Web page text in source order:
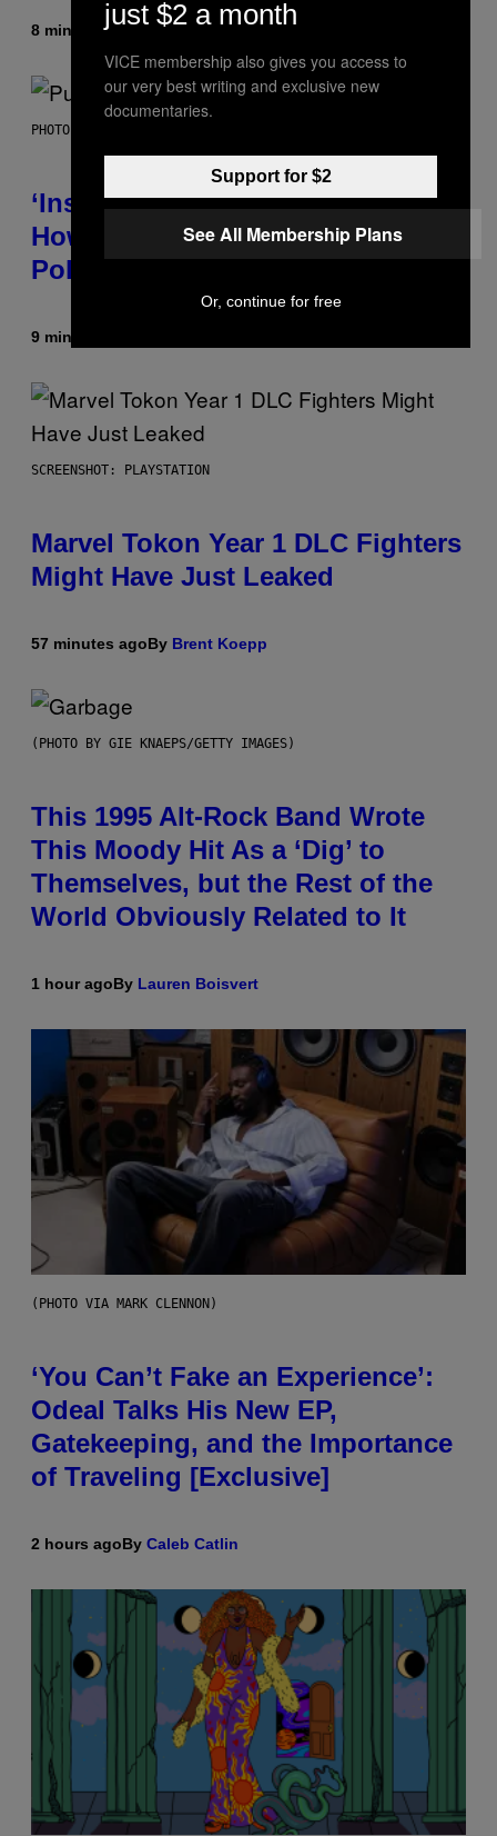
8 minutes ago ByBrent Koepp
PHOTO BY GIE KNAEPS/GETTY IMAGES
‘Inspire Without Being Preachy’:
How a Breakup and Bush-Era
Politics Helped Create This L7 Hit
9 minutes ago
SCREENSHOT: PLAYSTATION
Marvel Tokon Year 1 DLC Fighters
Might Have Just Leaked
57 minutes agoBy Brent Koepp
(PHOTO BY GIE KNAEPS/GETTY IMAGES)
This 1995 Alt-Rock Band Wrote
This Moody Hit As a ‘Dig’ to
Themselves, but the Rest of the
World Obviously Related to It
1 hour agoBy Lauren Boisvert
(PHOTO VIA MARK CLENNON)
‘You Can’t Fake an Experience’:
Odeal Talks His New EP,
Gatekeeping, and the Importance
of Traveling [Exclusive]
2 hours agoBy Caleb Catlin
just $2 a month
VICE membership also gives you access to
our very best writing and exclusive new
documentaries.
Support for $2
See All Membership Plans
Or, continue for free